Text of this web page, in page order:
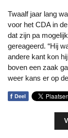
Twaalf jaar lang was vader Piet Zijlstra (1945-2021) Statenlid
voor het CDA in
dat zijn pa
gereageerd. “Hij
andere kant kon
boven een zaak
weer kans er op
f Deel